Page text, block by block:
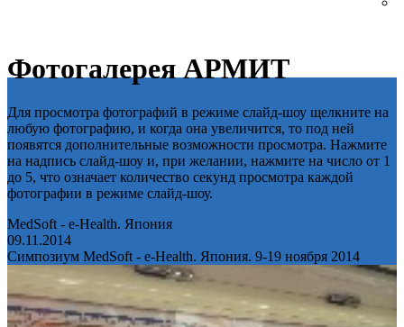
Фотогалерея АРМИТ
Для просмотра фотографий в режиме слайд-шоу щелкните на
любую фотографию, и когда она увеличится, то под ней
появятся дополнительные возможности просмотра. Нажмите
на надпись слайд-шоу и, при желании, нажмите на число от 1
до 5, что означает количество секунд просмотра каждой
фотографии в режиме слайд-шоу.
MedSoft - e-Health. Япония
09.11.2014
Симпозиум MedSoft - e-Health. Япония. 9-19 ноября 2014